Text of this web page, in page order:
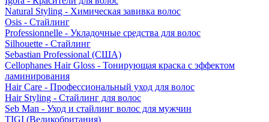
Natural Styling - Химическая завивка волос
Osis - Стайлинг
Professionnelle - Укладочные средства для волос
Silhouette - Стайлинг
Sebastian Professional (США)
Cellophanes Hair Gloss - Тонирующая краска с эффектом
ламинирования
Hair Care - Профессиональный уход для волос
Hair Styling - Стайлинг для волос
Seb Man - Уход и стайлинг волос для мужчин
TIGI (Великобритания)